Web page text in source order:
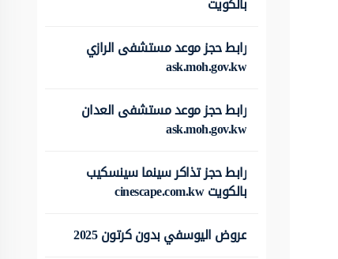
رابط حجز موعد مستشفى الرازي
ask.moh.gov.kw
رابط حجز موعد مستشفى العدان
ask.moh.gov.kw
رابط حجز تذاكر سينما سينسكيب
بالكويت cinescape.com.kw
عروض اليوسفي بدون كرتون 2025